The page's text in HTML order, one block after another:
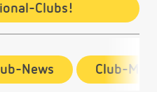
Clubs!
News Club-